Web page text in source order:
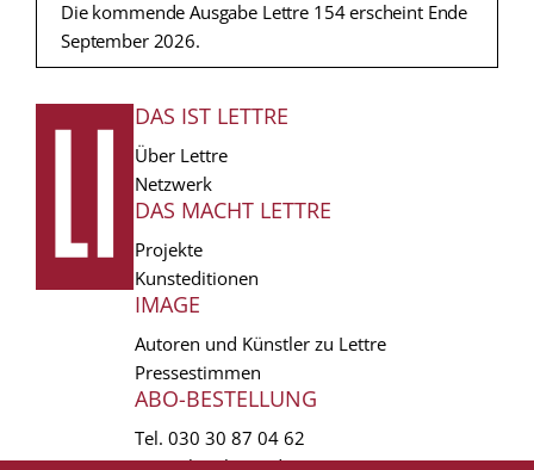
Die kommende Ausgabe Lettre 154 erscheint Ende
September 2026.
FUSSZEILE
DAS IST LETTRE
Über Lettre
Netzwerk
DAS MACHT LETTRE
Projekte
Kunsteditionen
IMAGE
Autoren und Künstler zu Lettre
Pressestimmen
ABO-BESTELLUNG
Tel. 030 30 87 04 62